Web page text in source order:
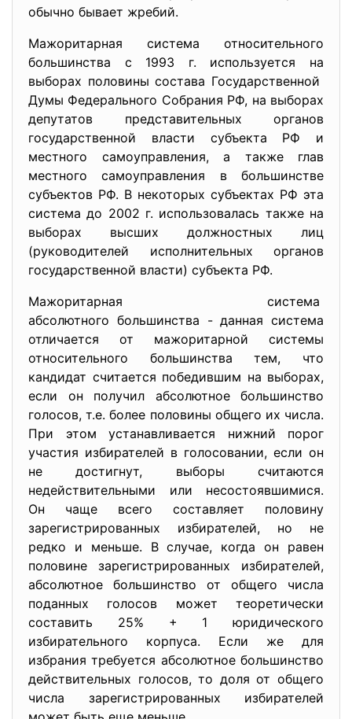
обычно бывает жребий.
Мажоритарная система относительного
большинства с 1993 г. используется на
выборах половины состава Государственной
Думы Федерального Собрания РФ, на выборах
депутатов представительных органов
государственной власти субъекта РФ и
местного самоуправления, а также глав
местного самоуправления в большинстве
субъектов РФ. В некоторых субъектах РФ эта
система до 2002 г. использовалась также на
выборах высших должностных лиц
(руководителей исполнительных органов
государственной власти) субъекта РФ.
Мажоритарная система
абсолютного большинства - данная система
отличается от мажоритарной системы
относительного большинства тем, что
кандидат считается победившим на выборах,
если он получил абсолютное большинство
голосов, т.е. более половины общего их числа.
При этом устанавливается нижний порог
участия избирателей в голосовании, если он
не достигнут, выборы считаются
недействительными или несостоявшимися.
Он чаще всего составляет половину
зарегистрированных избирателей, но не
редко и меньше. В случае, когда он равен
половине зарегистрированных избирателей,
абсолютное большинство от общего числа
поданных голосов может теоретически
составить 25% + 1 юридического
избирательного корпуса. Если же для
избрания требуется абсолютное большинство
действительных голосов, то доля от общего
числа зарегистрированных избирателей